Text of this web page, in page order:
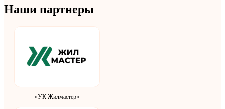
Наши партнеры
«УК Жилмастер»